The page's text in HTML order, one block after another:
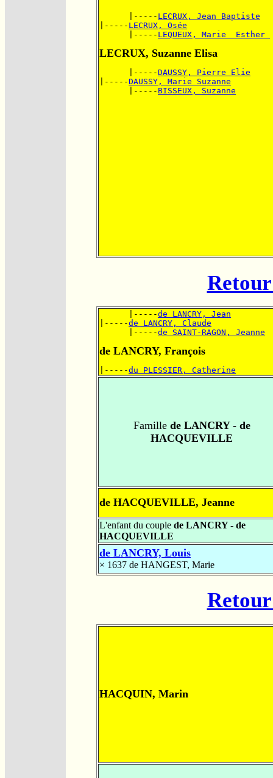
      |-----
LECRUX, Jean Baptiste
|----- LECRUX, Osée
      |-----
LEQUEUX, Marie  Esther
LECRUX, Suzanne Elisa
      |-----
DAUSSY, Pierre Elie
|-----DAUSSY, Marie Suzanne
      |-----
BISSEUX, Suzanne
      |-----
de LANCRY, Jean
|-----de LANCRY, Claude
      |-----
de SAINT-RAGON, Jeanne
de LANCRY, François
|-----du PLESSIER, Catherine
Famillede LANCRY - de
HACQUEVILLE
de HACQUEVILLE, Jeanne
L'enfant du couple de LANCRY - de
HACQUEVILLE
de LANCRY, Louis
× 1637 de HANGEST, Marie
HACQUIN, Marin